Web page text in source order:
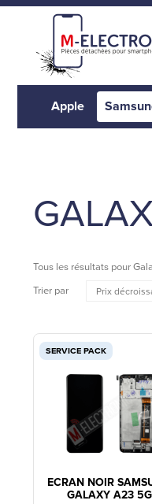
Apple
Tous les résultats pour
Trier par
SERVICE PACK
ECRAN NOIR
GALAXY A23 5G